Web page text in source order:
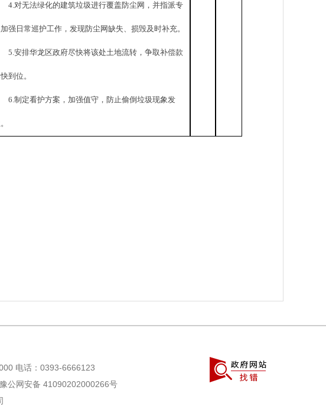
4.对无法绿化的建筑垃圾进行覆盖防尘网，并指派专
加强日常巡护工作，发现防尘网缺失、损毁及时补充。
5.安排华龙区政府尽快将该处土地流转，争取补偿款
到位。
6.制定看护方案，加强值守，防止偷倒垃圾现象发
电话：0393-6666123
豫公网安备 41090202000266号